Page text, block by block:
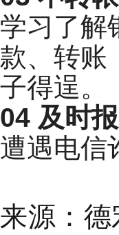
学习了解
款、转账
子得逞。
04 及时
遭遇电信
来源：